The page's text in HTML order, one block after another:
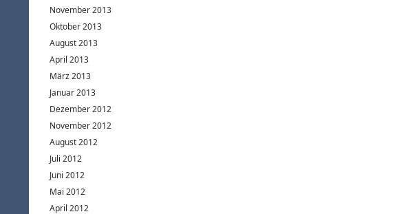
November 2013
Oktober 2013
August 2013
April 2013
März 2013
Januar 2013
Dezember 2012
November 2012
August 2012
Juli 2012
Juni 2012
Mai 2012
April 2012